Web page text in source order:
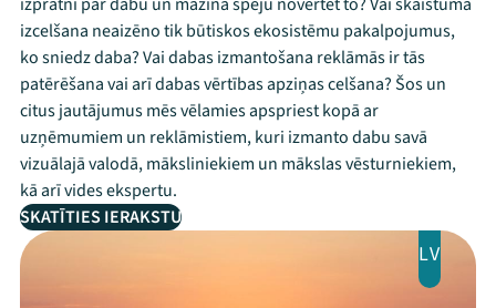
izcelšana neaizēno tik būtiskos ekosistēmu pakalpojumus,
ko sniedz daba? Vai dabas izmantošana reklāmās ir tās
patērēšana vai arī dabas vērtības apziņas celšana? Šos un
citus jautājumus mēs vēlamies apspriest kopā ar
uzņēmumiem un reklāmistiem, kuri izmanto dabu savā
vizuālajā valodā, māksliniekiem un mākslas vēsturniekiem,
kā arī vides ekspertu.
SKATĪTIES IERAKSTU
LV